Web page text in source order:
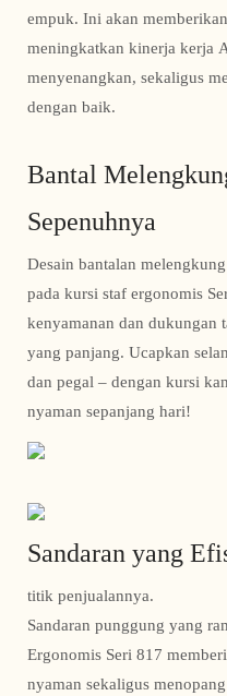
empuk. Ini akan
meningkatkan kinerja kerja
menyenangkan, sekaligus
dengan baik.
Bantal
Sepenuhnya
Desain bantalan
pada kursi staf ergonomis
kenyamanan dan dukungan
yang panjang. Ucapkan
dan pegal – dengan kursi
nyaman sepanjang hari!
Sandaran yang
titik penjualannya.
Sandaran punggung yang
Ergonomis Seri 817
nyaman sekaligus